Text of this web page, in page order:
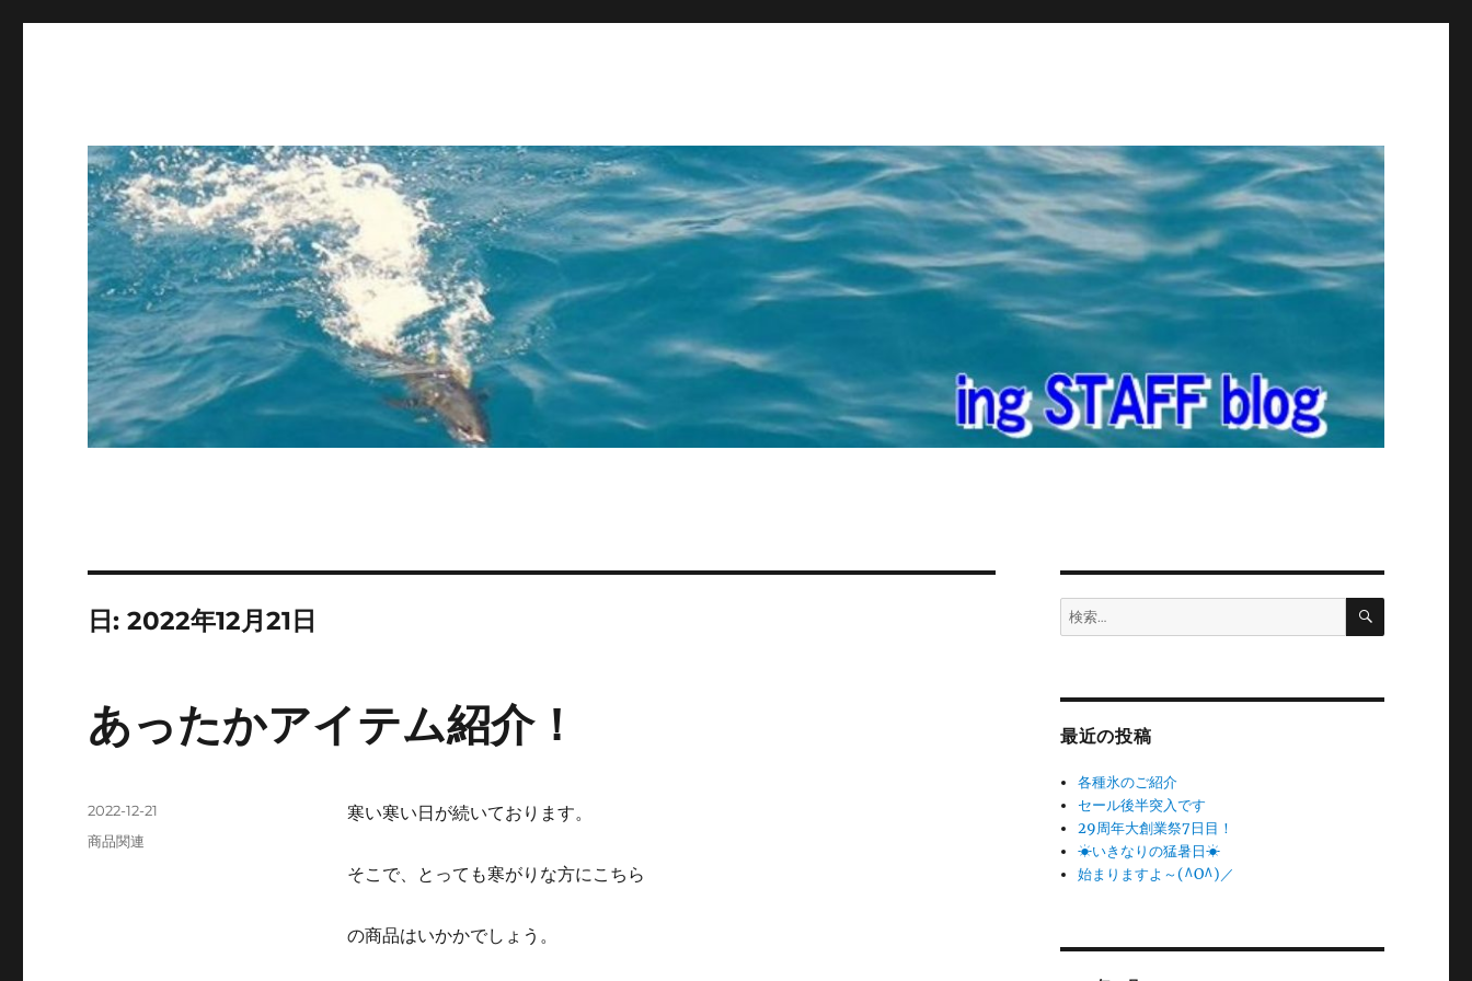
日:2022年12月21日
あったかアイテム紹介！
寒い寒い日が続いております。
そこで、とっても寒がりな方にこちら
の商品はいかかでしょう。
投
稿
2022-12-21
カ
商品関連
検
索:
検
最近の投稿
各種氷のご紹介
セール後半突入です
29周年大創業祭7日目！
☀いきなりの猛暑日☀
始まりますよ～(^O^)／